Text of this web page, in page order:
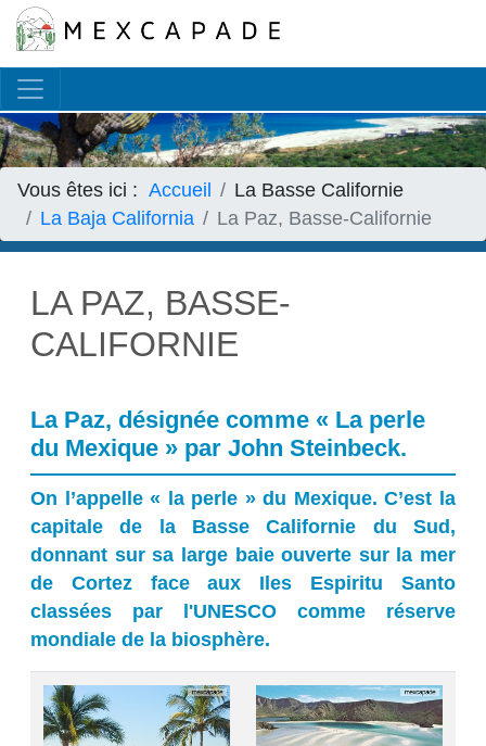
Vous êtes ici : Accueil
La Basse Californie
La Baja California
La Paz, Basse-Californie
LA PAZ, BASSE-
CALIFORNIE
La Paz, désignée comme « La perle
du Mexique » par John Steinbeck.
On l’appelle « la perle » du Mexique. C’est la
capitale de la Basse Californie du Sud,
donnant sur sa large baie ouverte sur la mer
de Cortez face aux Iles Espiritu Santo
classées par l'UNESCO comme réserve
mondiale de la biosphère.